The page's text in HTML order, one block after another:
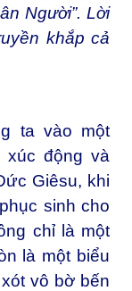
Người”. Lời
khắp cả
ta vào một
xúc động và
Giêsu, khi
sinh cho
chỉ là một
là một biểu
vô bờ bến